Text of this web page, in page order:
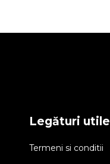
Legături utile
Termeni si conditii